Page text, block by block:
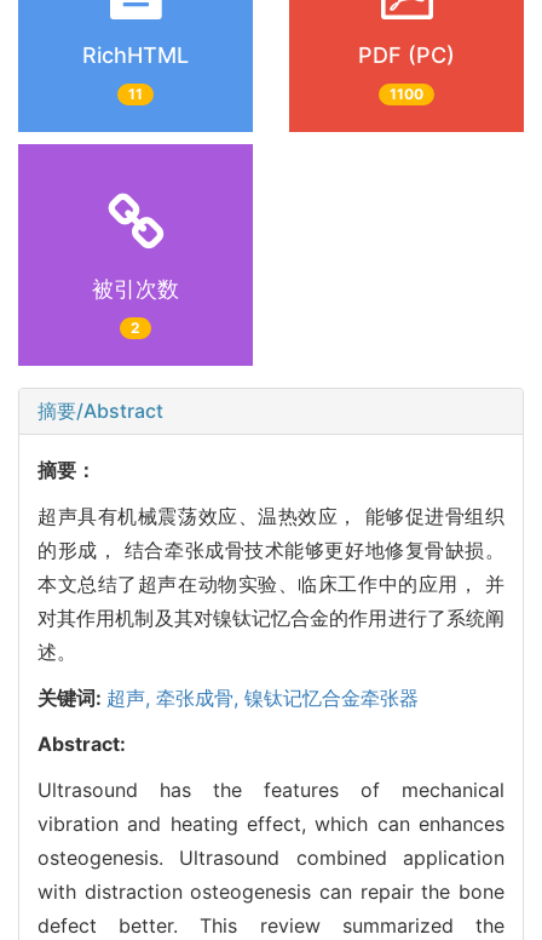
RichHTML
11
PDF (PC)
1100
被引次数
2
摘要/Abstract
摘要：
超声具有机械震荡效应、温热效应， 能够促进骨组织
的形成， 结合牵张成骨技术能够更好地修复骨缺损。
本文总结了超声在动物实验、临床工作中的应用， 并
对其作用机制及其对镍钛记忆合金的作用进行了系统阐
述。
关键词: 超声, 牵张成骨, 镍钛记忆合金牵张器
Abstract:
Ultrasound has the features of mechanical
vibration and heating effect, which can enhances
osteogenesis. Ultrasound combined application
with distraction osteogenesis can repair the bone
defect better. This review summarized the